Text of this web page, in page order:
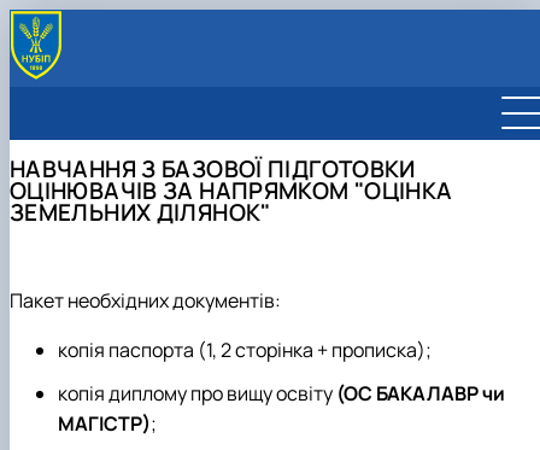
Історія ННВЦ
ЧОМУ НАС ОБИРАЮТЬ
НАШІ ВИКЛАДАЧІ
КОЛЕКТИВ
ПОСЛУГИ
Навчання з підвищення кваліфікації
інженерів-землевпорядників та…
Навчання з підвищення кваліфікації оцінювачів за
Навчання з базової підготовки оцінювачів за
Проведення кваліфікаційного іспиту оцінювачів за
напрямком "Оцінка земельних ді…
КОНТАКТИ
ОНЛАЙН ТРАНСЛЯЦІЇ
НАВЧАННЯ З БАЗОВОЇ ПІДГОТОВКИ
ОЦІНЮВАЧІВ ЗА НАПРЯМКОМ "ОЦІНКА
ЗЕМЕЛЬНИХ ДІЛЯНОК"
Пакет необхідних документів:
копія паспорта (1, 2 сторінка + прописка);
копія диплому про вищу освіту (ОС БАКАЛАВР чи
МАГІСТР);